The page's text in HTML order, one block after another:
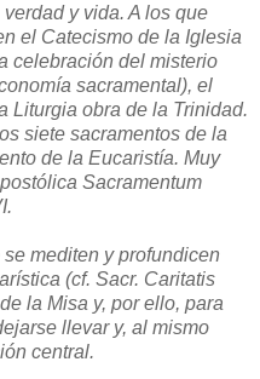
y vida. A los que
el Catecismo de la Iglesia
celebración del misterio
sacramental), el
Liturgia obra de la Trinidad.
siete sacramentos de la
de la Eucaristía. Muy
Sacramentum
mediten y profundicen
(cf. Sacr. Caritatis
la Misa y, por ello, para
llevar y, al mismo
central.